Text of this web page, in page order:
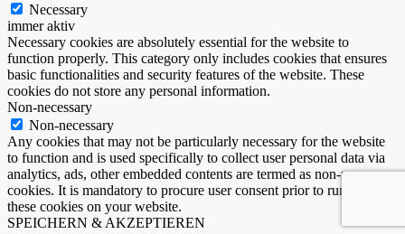
Necessary
immer aktiv
Necessary cookies are absolutely essential for the website to
function properly. This category only includes cookies that ensures
basic functionalities and security features of the website. These
cookies do not store any personal information.
Non-necessary
Non-necessary
Any cookies that may not be particularly necessary for the website
to function and is used specifically to collect user personal data via
analytics, ads, other embedded contents are termed as non-necessary
cookies. It is mandatory to procure user consent prior to running
these cookies on your website.
SPEICHERN & AKZEPTIEREN